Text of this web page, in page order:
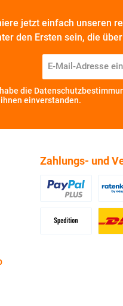
jetzt einfach unseren
den Ersten sein, die
die
einverstanden.
Zahlungs- und